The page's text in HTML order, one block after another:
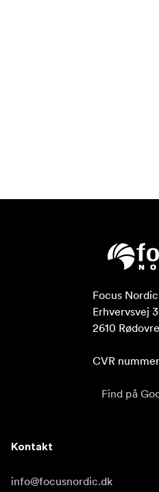
Focus Nordic
Erhvervsvej
2610 Rødovre
CVR
Find på
Kontakt
info@focusnordic.dk